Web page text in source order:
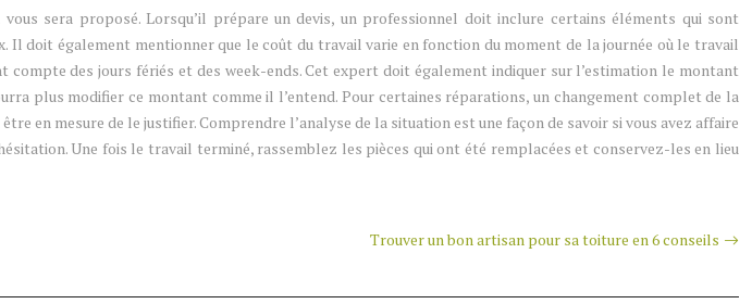
sera proposé. Lorsqu’il prépare un devis, un professionnel doit inclure certains éléments qui sont
doit également mentionner que le coût du travail varie en fonction du moment de la journée où le travail
des jours fériés et des week-ends. Cet expert doit également indiquer sur l’estimation le montant
plus modifier ce montant comme il l’entend. Pour certaines réparations, un changement complet de la
en mesure de le justifier. Comprendre l’analyse de la situation est une façon de savoir si vous avez affaire
Une fois le travail terminé, rassemblez les pièces qui ont été remplacées et conservez-les en lieu
Trouver un bon artisan pour sa toiture en 6 conseils